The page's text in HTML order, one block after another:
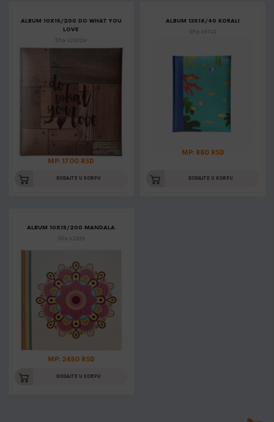
ALBUM 10X15/200 DO WHAT YOU
LOVE
Šifra: K2882W
MP: 1700 RSD
DODAJTE U KORPU
ALBUM 13X18/40 KORALI
Šifra: K5740
MP: 880 RSD
DODAJTE U KORPU
ALBUM 10X15/200 MANDALA
Šifra: K2959
MP: 2450 RSD
DODAJTE U KORPU